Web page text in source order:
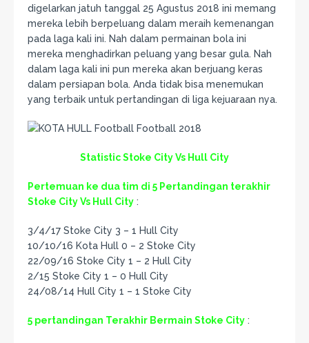
digelarkan jatuh tanggal 25 Agustus 2018 ini memang
mereka lebih berpeluang dalam meraih kemenangan
pada laga kali ini. Nah dalam permainan bola ini
mereka menghadirkan peluang yang besar gula. Nah
dalam laga kali ini pun mereka akan berjuang keras
dalam persiapan bola. Anda tidak bisa menemukan
yang terbaik untuk pertandingan di liga kejuaraan nya.
Statistic Stoke City Vs Hull City
Pertemuan ke dua tim di 5 Pertandingan terakhir
Stoke City Vs Hull City :
3/4/17 Stoke City 3 – 1 Hull City
10/10/16 Kota Hull 0 – 2 Stoke City
22/09/16 Stoke City 1 – 2 Hull City
2/15 Stoke City 1 – 0 Hull City
24/08/14 Hull City 1 – 1 Stoke City
5 pertandingan Terakhir Bermain Stoke City :